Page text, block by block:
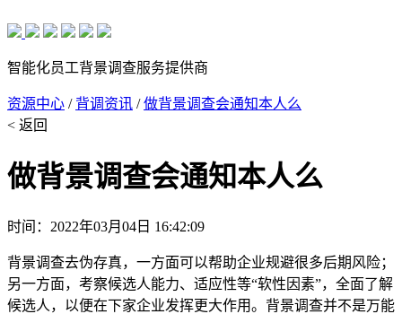
智能化员工背景调查服务提供商
资源中心 / 背调资讯 /做背景调查会通知本人么
< 返回
做背景调查会通知本人么
时间：2022年03月04日 16:42:09
背景调查去伪存真，一方面可以帮助企业规避很多后期风险；
另一方面，考察候选人能力、适应性等“软性因素”，全面了解
候选人，以便在下家企业发挥更大作用。背景调查并不是万能